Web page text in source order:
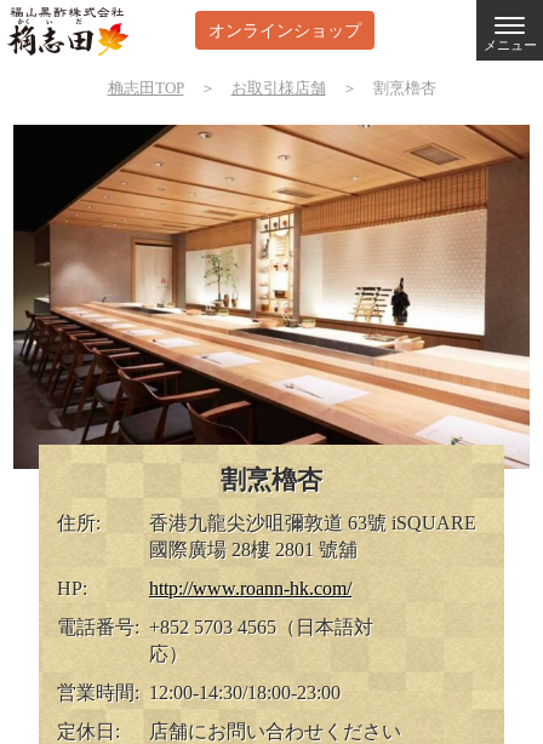
オンラインショップ
メニュー
桷志田TOP＞ お取引様店舗 ＞ 割烹櫓杏
割烹櫓杏
住所:
​香港九龍尖沙咀彌敦道 63號 iSQUARE
國際廣場 28樓 2801 號舖
HP:
http://www.roann-hk.com/
電話番号: +852 5703 4565（日本語対
応）
営業時間: 12:00-14:30/18:00-23:00
定休日:
店舗にお問い合わせください